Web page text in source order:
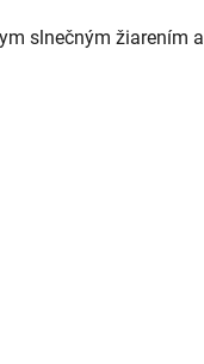
slnečným žiarením a